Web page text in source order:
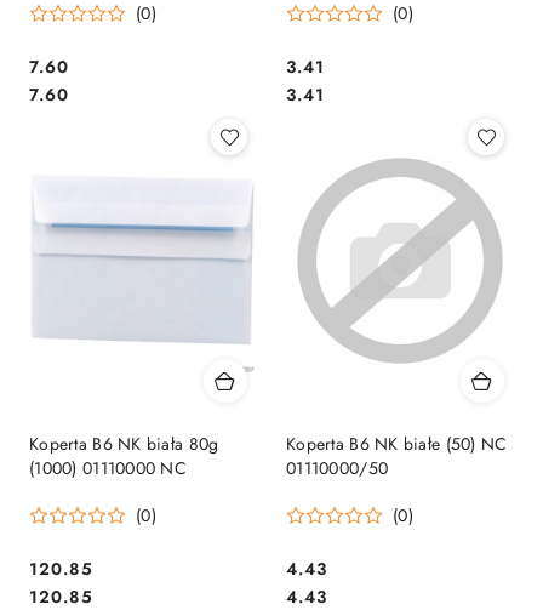
(0)
Cena:
7.60
Cena:
7.60
(0)
Cena:
3.41
Cena:
3.41
Koperta B6 NK biała 80g
(1000) 01110000 NC
(0)
Cena:
120.85
Cena:
120.85
Koperta B6 NK białe (50) NC
01110000/50
(0)
Cena:
4.43
Cena:
4.43